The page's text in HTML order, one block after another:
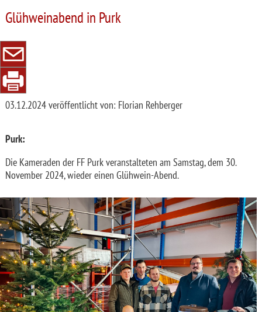
Glühweinabend in Purk
03.12.2024veröffentlicht von: Florian Rehberger
Purk:
Die Kameraden der FF Purk veranstalteten am Samstag, dem 30.
November 2024, wieder einen Glühwein-Abend.